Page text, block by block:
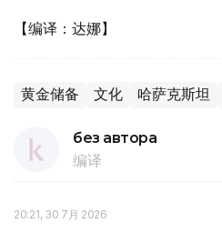
【编译：达娜】
黄金储备 文化 哈萨克斯坦
без автора
编译
20:21, 30 7月 2026